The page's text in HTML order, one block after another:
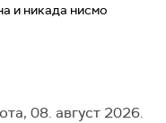
и никада нисмо
08. август 2026.